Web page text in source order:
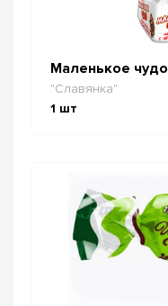
Маленькое чудо
"Славянка"
1 шт